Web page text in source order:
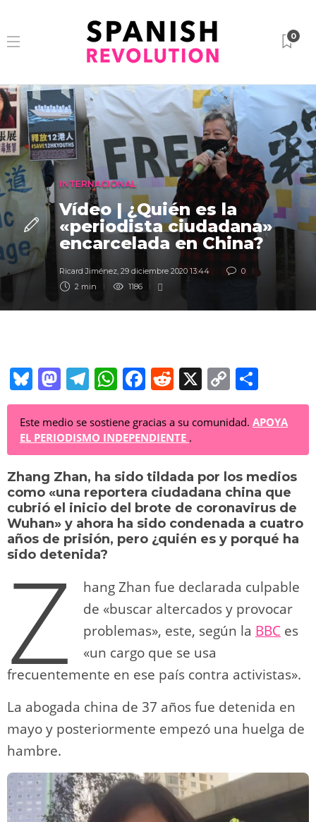
0
INTERNACIONAL
Vídeo | ¿Quién es la
«periodista ciudadana»
encarcelada en China?
Ricard Jiménez, 29 diciembre 2020 13:44
0
2 min
1186
Bl
u
e
sk
y
M
a
st
o
d
o
n
T
el
e
gr
a
m
W
h
at
s
A
p
p
F
a
c
e
b
o
o
k
R
e
d
di
t
X
C
o
p
y
Li
n
k
o
m
p
ar
tir
Este medio se sostiene gracias a su comunidad. APOYA
EL PERIODISMO INDEPENDIENTE .
Zhang Zhan, ha sido tildada por los medios
como «una reportera ciudadana china que
cubrió el inicio del brote de coronavirus de
Wuhan» y ahora ha sido condenada a cuatro
años de prisión, pero ¿quién es y porqué ha
sido detenida?
Z
hang Zhan fue declarada culpable
de «buscar altercados y provocar
problemas», este, según la BBC es
«un cargo que se usa
frecuentemente en ese país contra activistas».
La abogada china de 37 años fue detenida en
mayo y posteriormente empezó una huelga de
hambre.